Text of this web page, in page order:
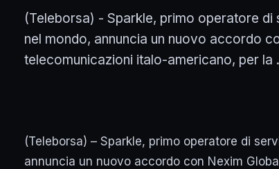
(Teleborsa) - Sparkle, primo operatore di
nel mondo, annuncia un nuovo accordo
telecomunicazioni italo-americano, per la
(Teleborsa) – Sparkle, primo operatore di
annuncia un nuovo accordo con Nexim